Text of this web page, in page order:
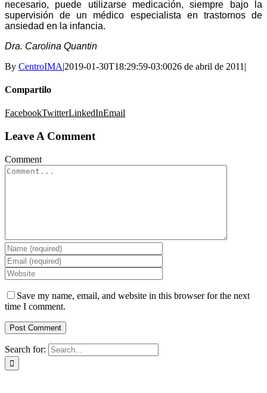
necesario, puede utilizarse medicación, siempre bajo la
supervisión de un médico especialista en trastornos de
ansiedad en la infancia.
Dra. Carolina Quantin
By CentroIMA|2019-01-30T18:29:59-03:0026 de abril de 2011 |
Compartilo
FacebookTwitterLinkedInEmail
Leave A Comment
Comment
Save my name, email, and website in this browser for the next
time I comment.
Search for: